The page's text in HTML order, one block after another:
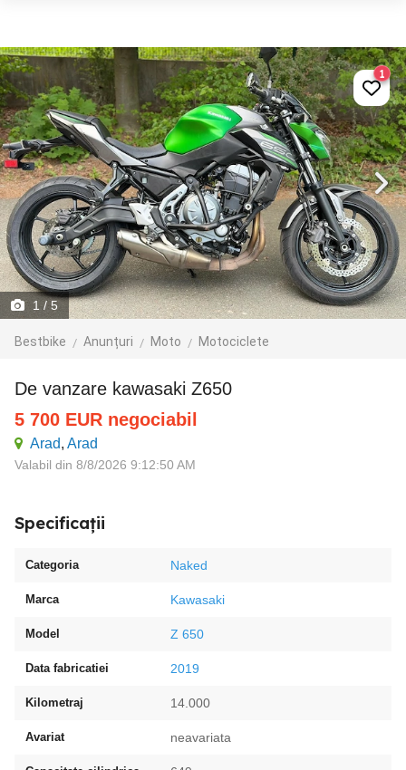
1 / 5
Bestbike Anunțuri Moto Motociclete
1
de vanzare kawasaki Z650
5 700 EUR negociabil
Arad, Arad
Valabil din 8/8/2026 9:12:50 AM
Specificații
Categoria Naked
Marca Kawasaki
Model Z 650
Data fabricatiei 2019
Kilometraj 14.000
Avariat neavariata